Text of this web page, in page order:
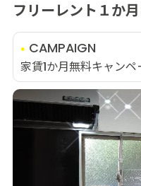
フリーレント１か
CAMPAIGN
家賃1か月無料キャン